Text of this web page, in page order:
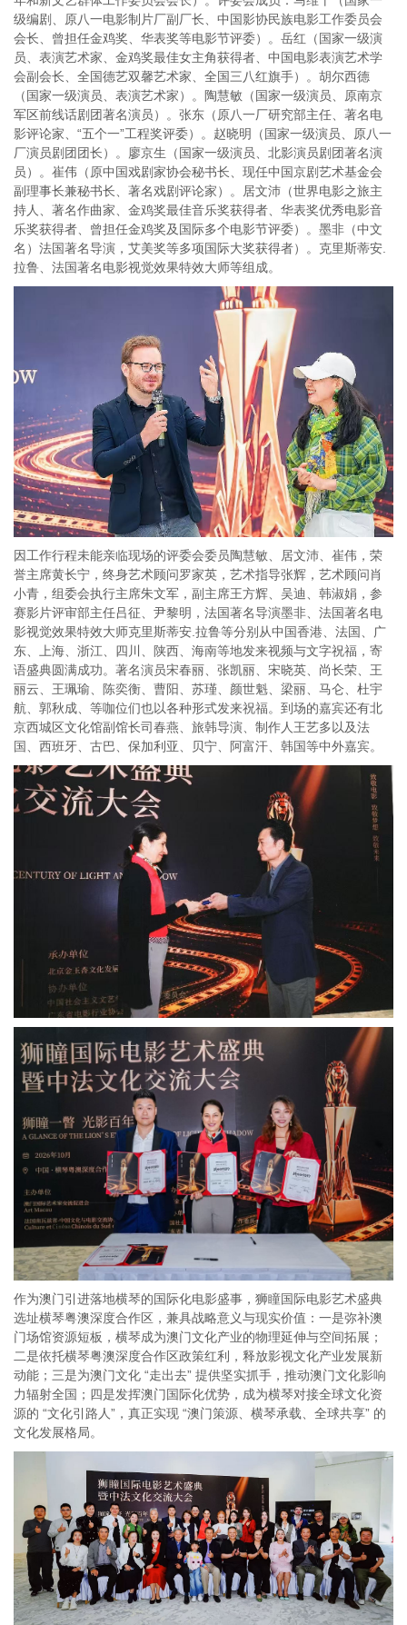
级编剧、原八一电影制片厂副厂长、中国影协民族电影工作委员会
会长、曾担任金鸡奖、华表奖等电影节评委）。岳红（国家一级演
员、表演艺术家、金鸡奖最佳女主角获得者、中国电影表演艺术学
会副会长、全国德艺双馨艺术家、全国三八红旗手）。胡尔西德
（国家一级演员、表演艺术家）。陶慧敏（国家一级演员、原南京
军区前线话剧团著名演员）。张东（原八一厂研究部主任、著名电
影评论家、“五个一”工程奖评委）。赵晓明（国家一级演员、原八一
厂演员剧团团长）。廖京生（国家一级演员、北影演员剧团著名演
员）。崔伟（原中国戏剧家协会秘书长、现任中国京剧艺术基金会
副理事长兼秘书长、著名戏剧评论家）。居文沛（世界电影之旅主
持人、著名作曲家、金鸡奖最佳音乐奖获得者、华表奖优秀电影音
乐奖获得者、曾担任金鸡奖及国际多个电影节评委）。墨非（中文
名）法国著名导演，艾美奖等多项国际大奖获得者）。克里斯蒂安.
拉鲁、法国著名电影视觉效果特效大师等组成。
因工作行程未能亲临现场的评委会委员陶慧敏、居文沛、崔伟，荣
誉主席黄长宁，终身艺术顾问罗家英，艺术指导张辉，艺术顾问肖
小青，组委会执行主席朱文军，副主席王方辉、吴迪、韩淑娟，参
赛影片评审部主任吕征、尹黎明，法国著名导演墨非、法国著名电
影视觉效果特效大师克里斯蒂安.拉鲁等分别从中国香港、法国、广
东、上海、浙江、四川、陕西、海南等地发来视频与文字祝福，寄
语盛典圆满成功。著名演员宋春丽、张凯丽、宋晓英、尚长荣、王
丽云、王珮瑜、陈奕衡、曹阳、苏瑾、颜世魁、梁丽、马仑、杜宇
航、郭秋成、等咖位们也以各种形式发来祝福。到场的嘉宾还有北
京西城区文化馆副馆长司春燕、旅韩导演、制作人王艺多以及法
国、西班牙、古巴、保加利亚、贝宁、阿富汗、韩国等中外嘉宾。
作为澳门引进落地横琴的国际化电影盛事，狮瞳国际电影艺术盛典
选址横琴粤澳深度合作区，兼具战略意义与现实价值：一是弥补澳
门场馆资源短板，横琴成为澳门文化产业的物理延伸与空间拓展；
二是依托横琴粤澳深度合作区政策红利，释放影视文化产业发展新
动能；三是为澳门文化 “走出去” 提供坚实抓手，推动澳门文化影响
力辐射全国；四是发挥澳门国际化优势，成为横琴对接全球文化资
源的 “文化引路人”，真正实现 “澳门策源、横琴承载、全球共享” 的
文化发展格局。